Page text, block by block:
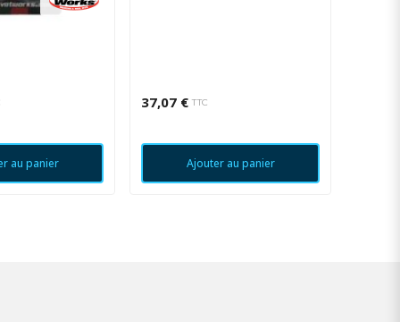
au panier
37,07 € TTC
Ajouter au panier